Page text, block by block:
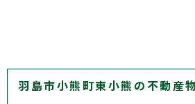
羽島市小熊町東小熊の不動産